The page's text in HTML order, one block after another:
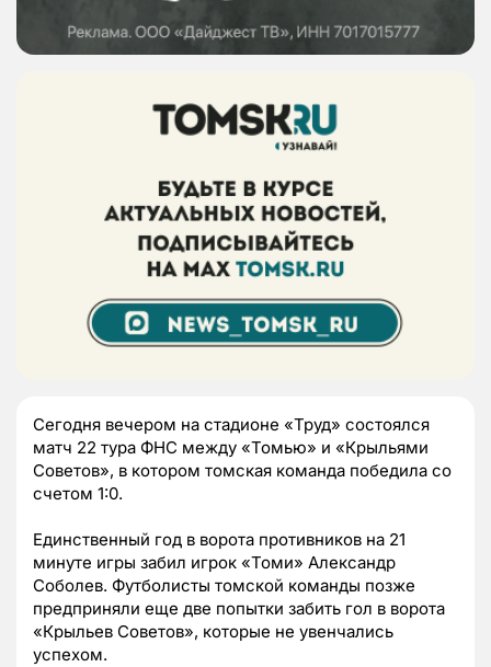
Сегодня вечером на стадионе «Труд» состоялся
матч 22 тура ФНС между «Томью» и «Крыльями
Советов», в котором томская команда победила со
счетом 1:0.
Единственный год в ворота противников на 21
минуте игры забил игрок «Томи» Александр
Соболев. Футболисты томской команды позже
предприняли еще две попытки забить гол в ворота
«Крыльев Советов», которые не увенчались
успехом.